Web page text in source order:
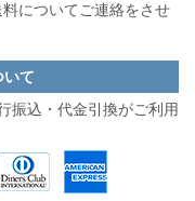
についてご連絡をさせ
いて
振込・代金引換がご利用